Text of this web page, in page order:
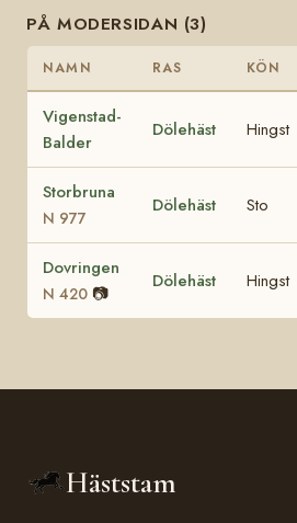
PÅ MODERSIDAN (3)
NAMN RAS KÖN
Vigenstad-
Balder
Dölehäst Hingst
Storbruna
N 977
Dölehäst Sto
Dovringen
N 420 📷
Dölehäst Hingst
Häststam